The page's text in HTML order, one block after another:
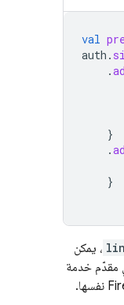
val
auth .
.
}
.
}
، يمكن
مقدّم خدمة